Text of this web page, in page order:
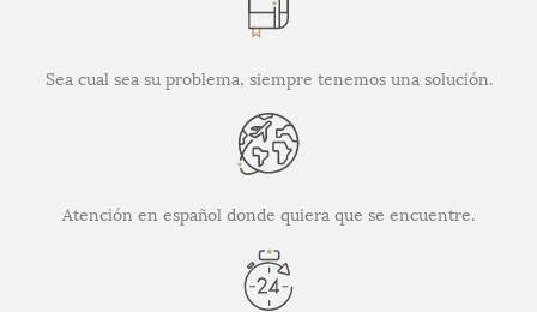
Sea cual sea su problema, siempre tenemos una solución.
Atención en español donde quiera que se encuentre.